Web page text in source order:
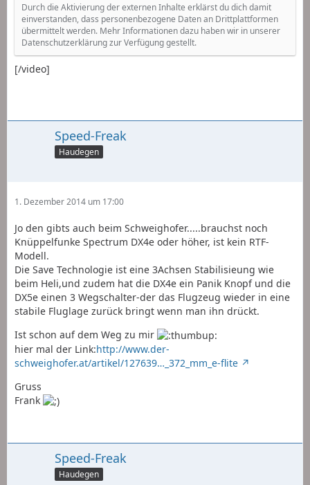
Durch die Aktivierung der externen Inhalte erklärst du dich damit
einverstanden, dass personenbezogene Daten an Drittplattformen
übermittelt werden. Mehr Informationen dazu haben wir in unserer
Datenschutzerklärung zur Verfügung gestellt.
[/video]
Speed-Freak
Haudegen
1. Dezember 2014 um 17:00
Jo den gibts auch beim Schweighofer.....brauchst noch
Knüppelfunke Spectrum DX4e oder höher, ist kein RTF-
Modell.
Die Save Technologie ist eine 3Achsen Stabilisieung wie
beim Heli,und zudem hat die DX4e ein Panik Knopf und die
DX5e einen 3 Wegschalter-der das Flugzeug wieder in eine
stabile Fluglage zurück bringt wenn man ihn drückt.
Ist schon auf dem Weg zu mir
hier mal der Link:http://www.der-
schweighofer.at/artikel/127639…_372_mm_e-flite
Gruss
Frank
Speed-Freak
Haudegen